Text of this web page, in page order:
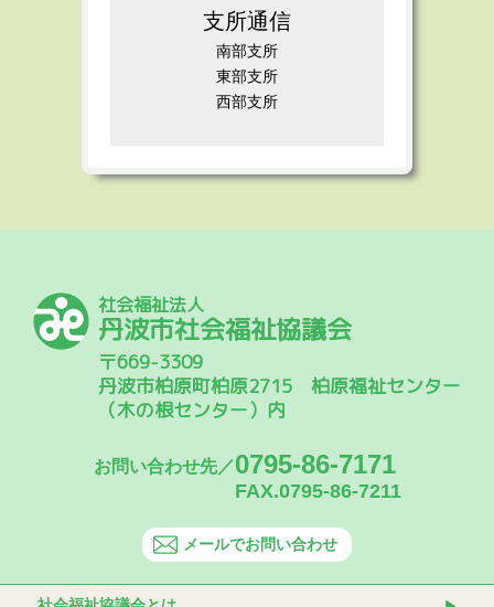
支所通信
南部支所
東部支所
西部支所
社会福祉法人
丹波市社会福祉協議会
〒669-3309
丹波市柏原町柏原2715 柏原福祉センター
（木の根センター）内
お問い合わせ先／0795-86-7171
FAX.0795-86-7211
メールでお問い合わせ